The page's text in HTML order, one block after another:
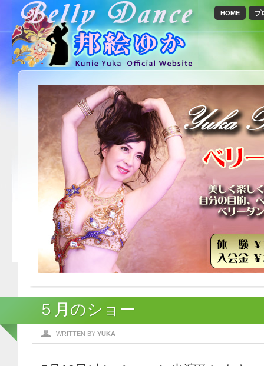
プ
HOME
５月のショー
WRITTEN BY YUKA